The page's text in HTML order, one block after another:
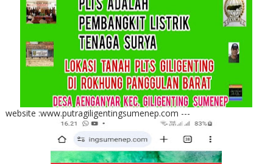
website :www.putragiligentingsumenep.com ---